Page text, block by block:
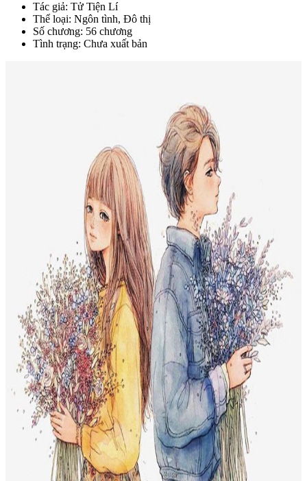
Tác giả: Tử Tiện Lí
Thể loại: Ngôn tình, Đô thị
Số chương: 56 chương
Tình trạng: Chưa xuất bản